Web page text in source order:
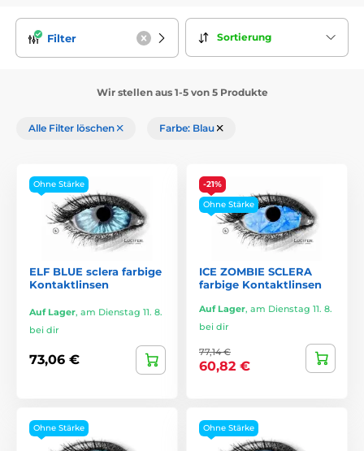
Filter Sortierung
Wir stellen aus 1-5 von 5 Produkte
Alle Filter löschen Farbe: Blau
Ohne Stärke
ELF BLUE sclera farbige
Kontaktlinsen
Auf Lager, am Dienstag 11. 8.
bei dir
73,06 €
-21%
Ohne Stärke
ICE ZOMBIE SCLERA
farbige Kontaktlinsen
Auf Lager, am Dienstag 11. 8.
bei dir
77,14 €
60,82 €
Ohne Stärke Ohne Stärke